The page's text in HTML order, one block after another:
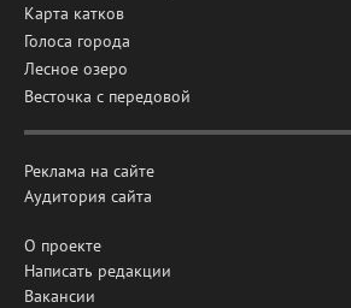
Карта катков
Голоса города
Лесное озеро
Весточка с передовой
Реклама на сайте
Аудитория сайта
О проекте
Написать редакции
Вакансии